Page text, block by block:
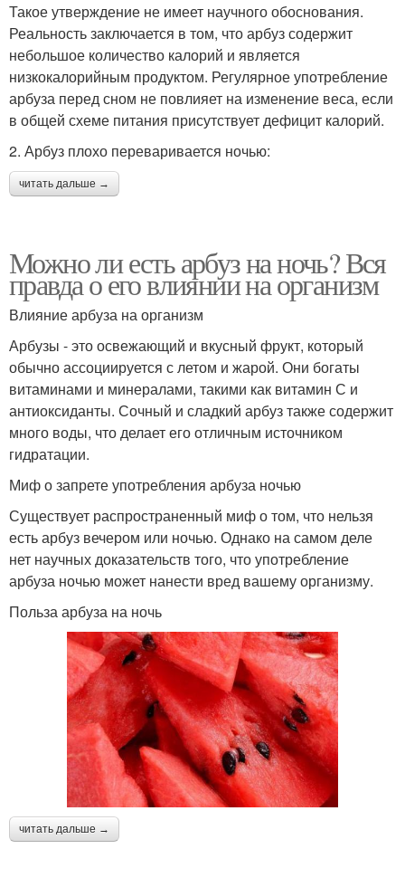
Такое утверждение не имеет научного обоснования.
Реальность заключается в том, что арбуз содержит
небольшое количество калорий и является
низкокалорийным продуктом. Регулярное употребление
арбуза перед сном не повлияет на изменение веса, если
в общей схеме питания присутствует дефицит калорий.
2. Арбуз плохо переваривается ночью:
читать дальше →
Можно ли есть арбуз на ночь? Вся
правда о его влиянии на организм
Влияние арбуза на организм
Арбузы - это освежающий и вкусный фрукт, который
обычно ассоциируется с летом и жарой. Они богаты
витаминами и минералами, такими как витамин С и
антиоксиданты. Сочный и сладкий арбуз также содержит
много воды, что делает его отличным источником
гидратации.
Миф о запрете употребления арбуза ночью
Существует распространенный миф о том, что нельзя
есть арбуз вечером или ночью. Однако на самом деле
нет научных доказательств того, что употребление
арбуза ночью может нанести вред вашему организму.
Польза арбуза на ночь
читать дальше →